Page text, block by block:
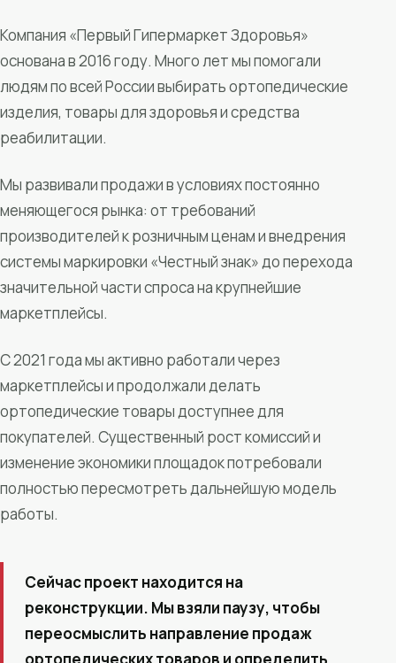
Компания «Первый Гипермаркет Здоровья»
основана в 2016 году. Много лет мы помогали
людям по всей России выбирать ортопедические
изделия, товары для здоровья и средства
реабилитации.
Мы развивали продажи в условиях постоянно
меняющегося рынка: от требований
производителей к розничным ценам и внедрения
системы маркировки «Честный знак» до перехода
значительной части спроса на крупнейшие
маркетплейсы.
С 2021 года мы активно работали через
маркетплейсы и продолжали делать
ортопедические товары доступнее для
покупателей. Существенный рост комиссий и
изменение экономики площадок потребовали
полностью пересмотреть дальнейшую модель
работы.
Сейчас проект находится на
реконструкции. Мы взяли паузу, чтобы
переосмыслить направление продаж